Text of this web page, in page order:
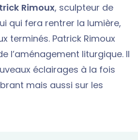
Rimoux, sculpteur de
qui fera rentrer la lumière,
terminés. Patrick Rimoux
l’aménagement liturgique. Il
éclairages à la fois
mais aussi sur les